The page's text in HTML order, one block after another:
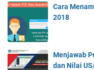
Cara
2018
Menjawab
dan Nilai